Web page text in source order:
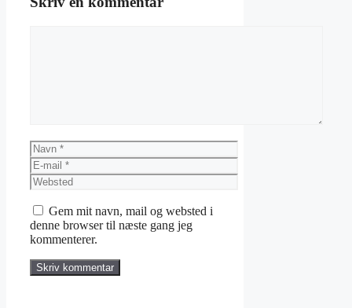
Navn
E-
mail
Websted
Gem mit navn, mail og websted i
denne browser til næste gang jeg
kommenterer.